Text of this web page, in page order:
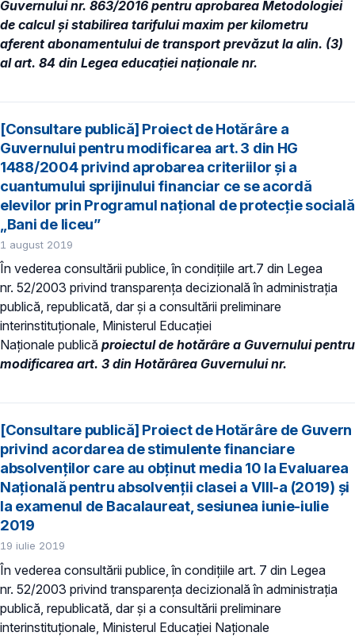
Guvernului nr. 863/2016 pentru aprobarea Metodologiei
de calcul şi stabilirea tarifului maxim per kilometru
aferent abonamentului de transport prevăzut la alin. (3)
al art. 84 din Legea educaţiei naţionale nr.
[Consultare publică] Proiect de Hotărâre a
Guvernului pentru modificarea art. 3 din HG
1488/2004 privind aprobarea criteriilor și a
cuantumului sprijinului financiar ce se acordă
elevilor prin Programul național de protecție socială
„Bani de liceu”
1 august 2019
În vederea consultării publice, în condiţiile art.7 din Legea
nr. 52/2003 privind transparenţa decizională în administraţia
publică, republicată, dar și a consultării preliminare
interinstituționale, Ministerul Educaţiei
Naţionale publică proiectul de hotărâre a Guvernuluipentru
modificarea art. 3 din Hotărârea Guvernului nr.
[Consultare publică] Proiect de Hotărâre de Guvern
privind acordarea de stimulente financiare
absolvenților care au obținut media 10 la Evaluarea
Naţională pentru absolvenții clasei a VIII-a (2019) și
la examenul de Bacalaureat, sesiunea iunie-iulie
2019
19 iulie 2019
În vederea consultării publice, în condiţiile art. 7 din Legea
nr. 52/2003 privind transparenţa decizională în administraţia
publică, republicată, dar și a consultării preliminare
interinstituționale, Ministerul Educaţiei Naţionale